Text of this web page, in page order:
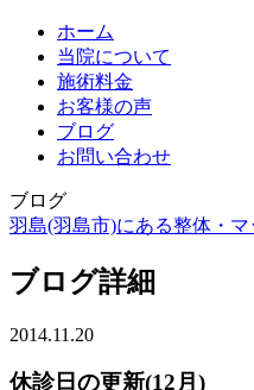
ホーム
当院について
施術料金
お客様の声
ブログ
お問い合わせ
ブログ
羽島(羽島市)にある整体・
ブログ詳細
2014.11.20
休診日の更新(12月)